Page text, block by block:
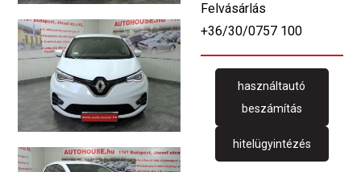
Felvásárlás
+36/30/0757 100
használtautó
beszámítás
hitelügyintézés